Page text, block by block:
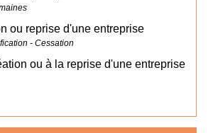
ou reprise d'une entreprise
- Cessation
ou à la reprise d'une entreprise